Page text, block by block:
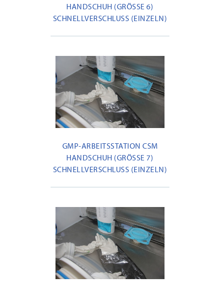
HANDSCHUH (GRÖSSE 6) S
CHNELLVERSCHLUSS (EINZELN)
GMP-ARBEITSSTATION CSM
HANDSCHUH (GRÖSSE 7) S
CHNELLVERSCHLUSS (EINZELN)